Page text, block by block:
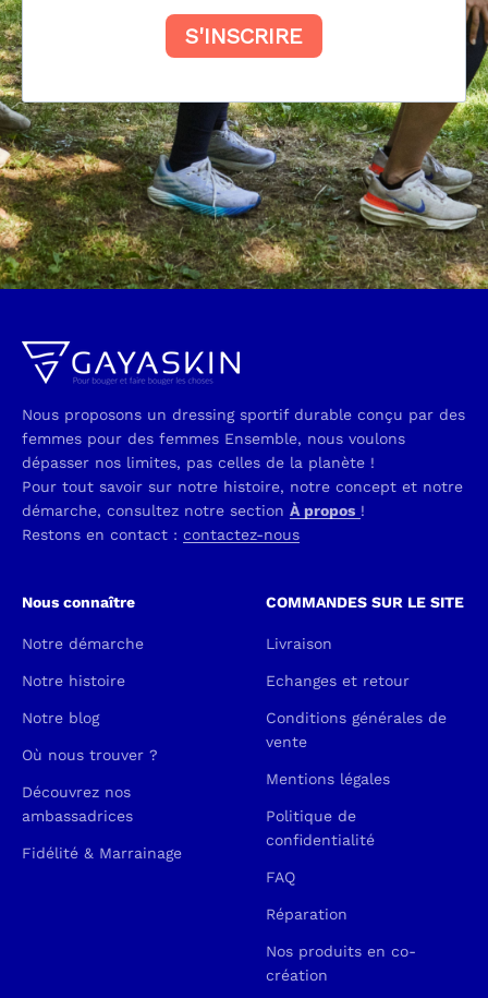
Nous proposons un dressing sportif durable conçu par des
femmes pour des femmes Ensemble, nous voulons
dépasser nos limites, pas celles de la planète !
Pour tout savoir sur notre histoire, notre concept et notre
démarche, consultez notre section À propos !
Restons en contact : contactez-nous
Nous connaître
Notre démarche
Notre histoire
Notre blog
Où nous trouver ?
Découvrez nos
ambassadrices
Fidélité & Marrainage
COMMANDES SUR LE SITE
Livraison
Echanges et retour
Conditions générales de
vente
Mentions légales
Politique de
confidentialité
FAQ
Réparation
Nos produits en co-
création